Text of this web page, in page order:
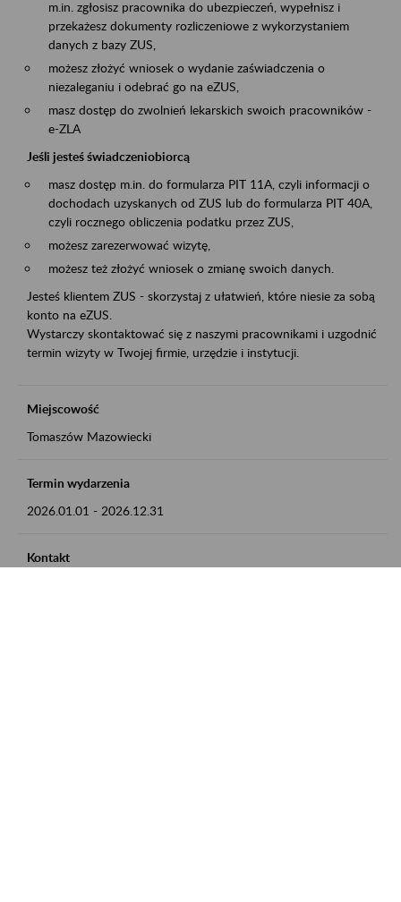
m.in. zgłosisz pracownika do ubezpieczeń, wypełnisz i
przekażesz dokumenty rozliczeniowe z wykorzystaniem
danych z bazy ZUS,
możesz złożyć wniosek o wydanie zaświadczenia o
niezaleganiu i odebrać go na eZUS,
masz dostęp do zwolnień lekarskich swoich pracowników -
e-ZLA
Jeśli jesteś świadczeniobiorcą
masz dostęp m.in. do formularza PIT 11A, czyli informacji o
dochodach uzyskanych od ZUS lub do formularza PIT 40A,
czyli rocznego obliczenia podatku przez ZUS,
możesz zarezerwować wizytę,
możesz też złożyć wniosek o zmianę swoich danych.
Jesteś klientem ZUS - skorzystaj z ułatwień, które niesie za sobą
konto na eZUS.
Wystarczy skontaktować się z naszymi pracownikami i uzgodnić
termin wizyty w Twojej firmie, urzędzie i instytucji.
Miejscowość
Tomaszów Mazowiecki
Termin wydarzenia
2026.01.01 - 2026.12.31
Kontakt